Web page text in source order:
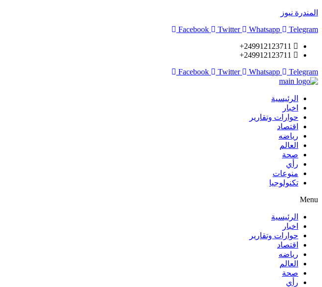
المندرة نيوز
Facebook
Twitter Whatsapp
Telegram
249912123711+
249912123711+
Facebook
Twitter Whatsapp Telegram
الرئيسية
اخبار
حوارات وتقارير
اقتصاد
رياضه
العالم
صحة
رأي
منوعات
تكنولوجيا
Menu
الرئيسية
اخبار
حوارات وتقارير
اقتصاد
رياضه
العالم
صحة
رأي